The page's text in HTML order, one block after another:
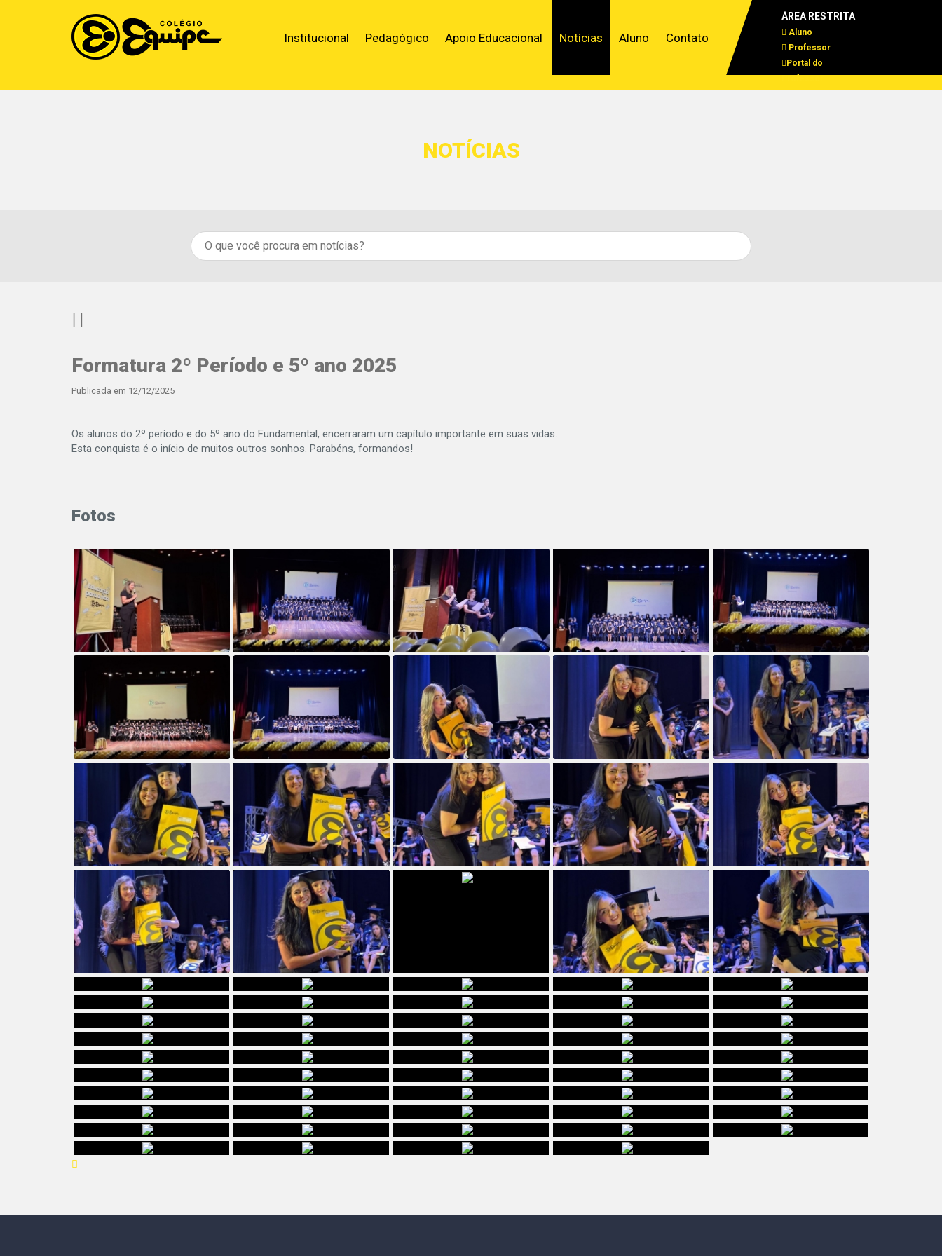
Institucional Pedagógico Apoio Educacional Notícias Aluno Contato
ÁREA RESTRITA
Aluno
Professor
Portal do
NOTÍCIAS
Formatura 2º Período e 5º ano 2025
Publicada em 12/12/2025
Os alunos do 2º período e do 5º ano do Fundamental, encerraram um capítulo importante em suas vidas.
Esta conquista é o início de muitos outros sonhos. Parabéns, formandos!
Fotos